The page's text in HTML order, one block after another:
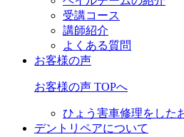
受講コース
講師紹介
よくある質問
お客様の声
お客様の声 TOPへ
ひょう害車修理をした
デントリペアについて